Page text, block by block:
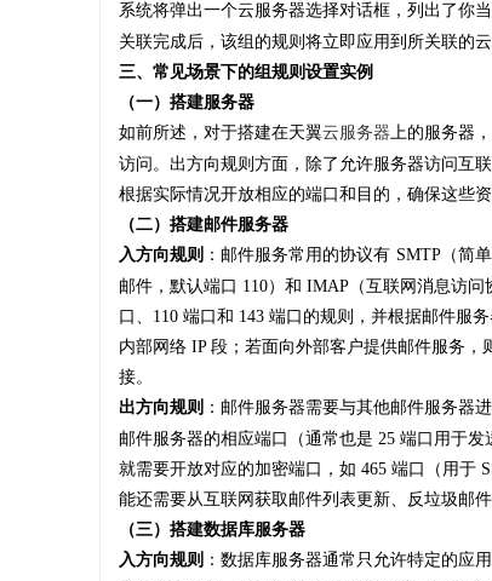
系统将弹出一个云服务器选择对话框，列出了你
关联完成后，该组的规则将立即应用到所关联的
三、常见场景下的组规则设置实例
（一）搭建服务器
如前所述，对于搭建在天翼云服务器上的服务器
访问。出方向规则方面，除了允许服务器访问互
根据实际情况开放相应的端口和目的，确保这些
（二）搭建邮件服务器
入方向规则 ：邮件服务常用的协议有 SMTP（简
邮件，默认端口 110）和 IMAP（互联网消息访
口、110 端口和 143 端口的规则，并根据邮件服
内部网络 IP 段；若面向外部客户提供邮件服务
接。
出方向规则 ：邮件服务器需要与其他邮件服务器
邮件服务器的相应端口（通常也是 25 端口用于
就需要开放对应的加密端口，如 465 端口（用于
能还需要从互联网获取邮件列表更新、反垃圾邮
（三）搭建数据库服务器
入方向规则 ：数据库服务器通常只允许特定的应